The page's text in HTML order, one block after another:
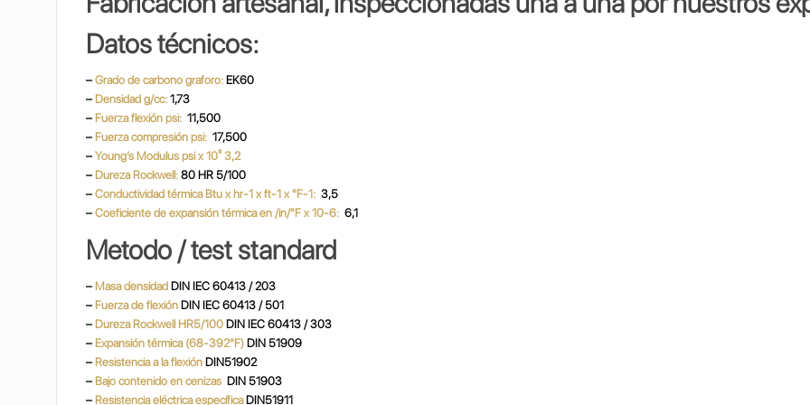
Datos técnicos:
–Grado de carbono graforo: EK60
–Densidad g/cc: 1,73
–Fuerza flexión psi: 11,500
–Fuerza compresión psi: 17,500
–Young’s Modulus psi x 10³ 3,2
–Dureza Rockwell: 80 HR 5/100
– Conductividad térmica Btu x hr-1 x ft-1 x °F-1: 3,5
–Coeficiente de expansión térmica en /in/°F x 10-6: 6,1
Metodo / test standard
– Masa densidad DIN IEC 60413 / 203
– Fuerza de flexión DIN IEC 60413 / 501
– Dureza Rockwell HR5/100 DIN IEC 60413 / 303
– Expansión térmica (68-392°F) DIN 51909
–Resistencia a la flexión DIN51902
–Bajo contenido en cenizas DIN 51903
–Resistencia eléctrica específica DIN51911